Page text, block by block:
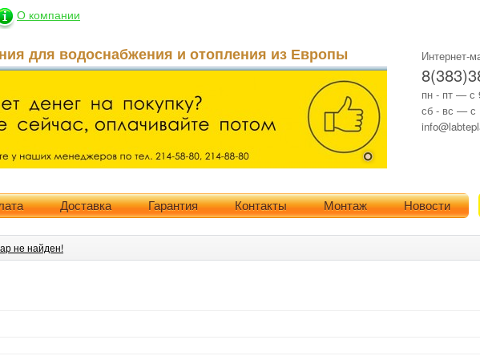
Интернет-
пн - пт — с
сб - вс — с
О компании
для водоснабжения и отопления из Европы
Доставка Гарантия Контакты Монтаж Новости
не найден!